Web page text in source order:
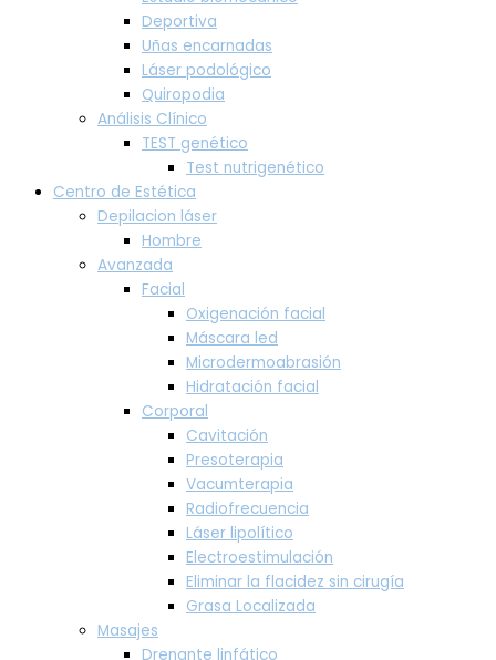
Deportiva
Uñas encarnadas
Láser podológico
Quiropodia
Análisis Clínico
TEST genético
Test nutrigenético
Centro de Estética
Depilacion láser
Hombre
Avanzada
Facial
Oxigenación facial
Máscara led
Microdermoabrasión
Hidratación facial
Corporal
Cavitación
Presoterapia
Vacumterapia
Radiofrecuencia
Láser lipolítico
Electroestimulación
Eliminar la flacidez sin cirugía
Grasa Localizada
Masajes
Drenante linfático